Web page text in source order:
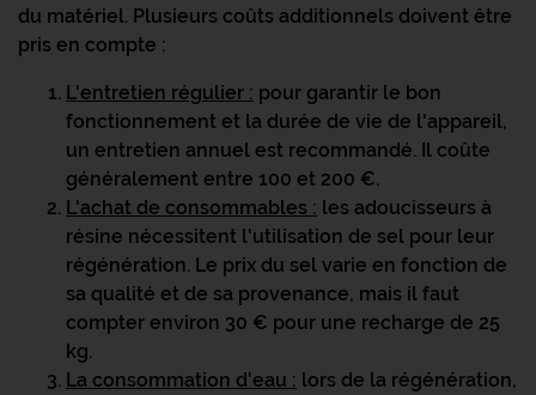
du matériel. Plusieurs coûts additionnels doivent être
pris en compte :
L'entretien régulier : pour garantir le bon
fonctionnement et la durée de vie de l'appareil,
un entretien annuel est recommandé. Il coûte
généralement entre 100 et 200 €.
L'achat de consommables : les adoucisseurs à
résine nécessitent l'utilisation de sel pour leur
régénération. Le prix du sel varie en fonction de
sa qualité et de sa provenance, mais il faut
compter environ 30 € pour une recharge de 25
kg.
La consommation d'eau : lors de la régénération,